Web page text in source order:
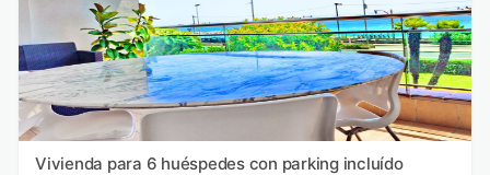
Vivienda para 6 huéspedes con parking incluído